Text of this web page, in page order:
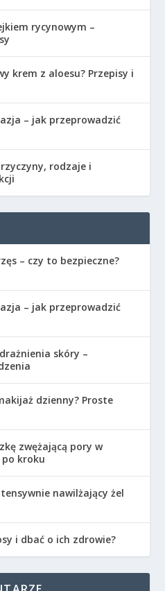
rycynowym –
krem z aloesu? Przepisy i
– jak przeprowadzić
rodzaje i
– czy to bezpieczne?
– jak przeprowadzić
skóry –
dzienny? Proste
zwężającą pory w
kroku
nawilżający żel
i dbać o ich zdrowie?